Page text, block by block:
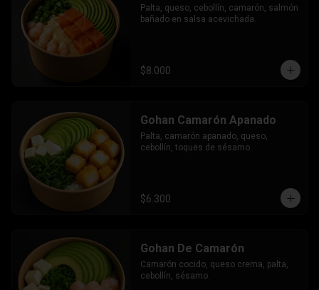
Palta, queso, cebollín, camarón, salmón
bañado en salsa acevichada.
$8.000
Gohan Camarón Apanado
Palta, camarón apanado, queso,
cebollín, toques de sésamo.
$6.300
Gohan De Camarón
Camarón cocido, queso crema, palta,
cebollín, sésamo.